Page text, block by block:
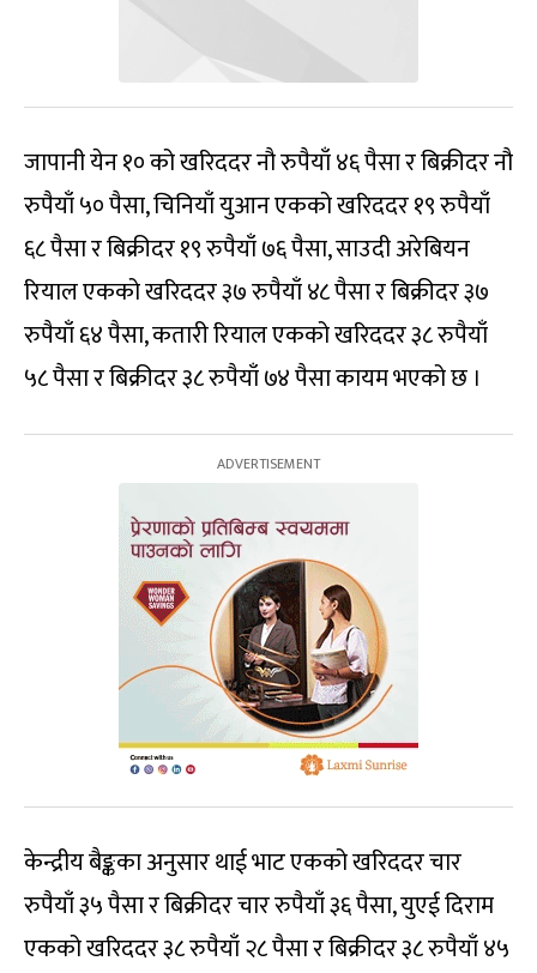
जापानी येन १० को खरिददर नौ रुपैयाँ ४६ पैसा र बिक्रीदर नौ
रुपैयाँ ५० पैसा, चिनियाँ युआन एकको खरिददर १९ रुपैयाँ
६८ पैसा र बिक्रीदर १९ रुपैयाँ ७६ पैसा, साउदी अरेबियन
रियाल एकको खरिददर ३७ रुपैयाँ ४८ पैसा र बिक्रीदर ३७
रुपैयाँ ६४ पैसा, कतारी रियाल एकको खरिददर ३८ रुपैयाँ
५८ पैसा र बिक्रीदर ३८ रुपैयाँ ७४ पैसा कायम भएको छ ।
केन्द्रीय बैङ्कका अनुसार थाई भाट एकको खरिददर चार
रुपैयाँ ३५ पैसा र बिक्रीदर चार रुपैयाँ ३६ पैसा, युएई दिराम
एकको खरिददर ३८ रुपैयाँ २८ पैसा र बिक्रीदर ३८ रुपैयाँ ४५